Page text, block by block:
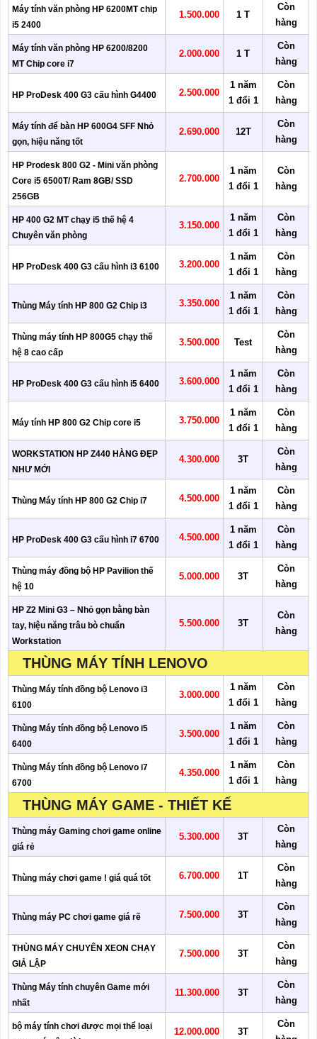
Máy tính văn phòng HP 6200MT chip
i5 2400
1.500.000 1 T
Còn
hàng
Máy tính văn phòng HP 6200/8200
MT Chip core i7
2.000.000 1 T
Còn
hàng
HP ProDesk 400 G3 cấu hình G4400 2.500.000
1 năm
1 đổi 1
Còn
hàng
Máy tính để bàn HP 600G4 SFF Nhỏ
gọn, hiệu năng tốt
2.690.000 12T
Còn
hàng
HP Prodesk 800 G2 - Mini văn phòng
Core i5 6500T/ Ram 8GB/ SSD
256GB
2.700.000
1 năm
1 đổi 1
Còn
hàng
HP 400 G2 MT chạy i5 thế hệ 4
Chuyên văn phòng
3.150.000
1 năm
1 đổi 1
Còn
hàng
HP ProDesk 400 G3 cấu hình i3 6100 3.200.000
1 năm
1 đổi 1
Còn
hàng
Thùng Máy tính HP 800 G2 Chip i3 3.350.000
1 năm
1 đổi 1
Còn
hàng
Thùng máy tính HP 800G5 chạy thế
hệ 8 cao cấp
3.500.000 Test
Còn
hàng
HP ProDesk 400 G3 cấu hình i5 6400 3.600.000
1 năm
1 đổi 1
Còn
hàng
Máy tính HP 800 G2 Chip core i5 3.750.000
1 năm
1 đổi 1
Còn
hàng
WORKSTATION HP Z440 HÀNG ĐẸP
NHƯ MỚI
4.300.000 3T
Còn
hàng
Thùng Máy tính HP 800 G2 Chip i7 4.500.000
1 năm
1 đổi 1
Còn
hàng
HP ProDesk 400 G3 cấu hình i7 6700 4.500.000
1 năm
1 đổi 1
Còn
hàng
Thùng máy đồng bộ HP Pavilion thế
hệ 10
5.000.000 3T
Còn
hàng
HP Z2 Mini G3 – Nhỏ gọn bằng bàn
tay, hiệu năng trâu bò chuẩn
Workstation
5.500.000 3T
Còn
hàng
THÙNG MÁY TÍNH LENOVO
Thùng Máy tính đồng bộ Lenovo i3
6100
3.000.000
1 năm
1 đổi 1
Còn
hàng
Thùng Máy tính đồng bộ Lenovo i5
6400
3.500.000
1 năm
1 đổi 1
Còn
hàng
Thùng Máy tính đồng bộ Lenovo i7
6700
4.350.000
1 năm
1 đổi 1
Còn
hàng
THÙNG MÁY GAME - THIẾT KẾ
Thùng máy Gaming chơi game online
giá rẻ
5.300.000 3T
Còn
hàng
Thùng máy chơi game ! giá quá tốt 6.700.000 1T
Còn
hàng
Thùng máy PC chơi game giá rẽ 7.500.000 3T
Còn
hàng
THÙNG MÁY CHUYÊN XEON CHẠY
GIẢ LẬP
7.500.000 3T
Còn
hàng
Thùng Máy tính chuyên Game mới
nhất
11.300.000 3T
Còn
hàng
bộ máy tính chơi được mọi thể loại
12.000.000 3T
Còn